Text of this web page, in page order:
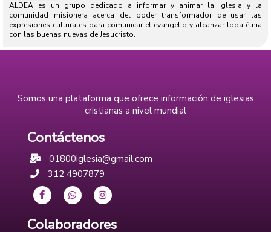
ALDEA es un grupo dedicado a informar y animar la iglesia y la
comunidad misionera acerca del poder transformador de usar las
expresiones culturales para comunicar el evangelio y alcanzar toda étnia
con las buenas nuevas de Jesucristo.
Somos una plataforma que ofrece información de iglesias
cristianas a nivel mundial
Contáctenos
01800iglesia@gmail.com
312 4907879
Colaboradores